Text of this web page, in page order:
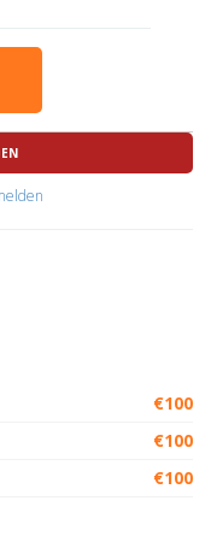
€100
€100
€100